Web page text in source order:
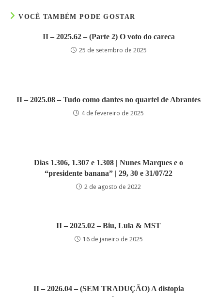
VOCÊ TAMBÉM PODE GOSTAR
II – 2025.62 – (Parte 2) O voto do careca
25 de setembro de 2025
II – 2025.08 – Tudo como dantes no quartel de Abrantes
4 de fevereiro de 2025
Dias 1.306, 1.307 e 1.308 | Nunes Marques e o
“presidente banana” | 29, 30 e 31/07/22
2 de agosto de 2022
II – 2025.02 – Biu, Lula & MST
16 de janeiro de 2025
II – 2026.04 – (SEM TRADUÇÃO) A distopia